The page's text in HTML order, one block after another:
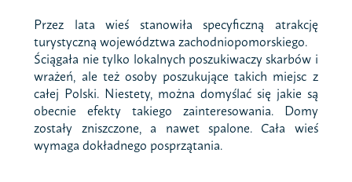
Przez lata wieś stanowiła specyficzną atrakcję
turystyczną województwa zachodniopomorskiego.
Ściągała nie tylko lokalnych poszukiwaczy skarbów i
wrażeń, ale też osoby poszukujące takich miejsc z
całej Polski. Niestety, można domyślać się jakie są
obecnie efekty takiego zainteresowania. Domy
zostały zniszczone, a nawet spalone. Cała wieś
wymaga dokładnego posprzątania.